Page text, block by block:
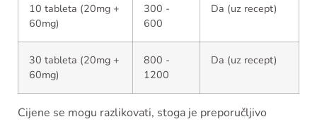
10 tableta (20mg +
60mg)
300 -
600
Da (uz recept)
30 tableta (20mg +
60mg)
800 -
1200
Da (uz recept)
Cijene se mogu razlikovati, stoga je preporučljivo